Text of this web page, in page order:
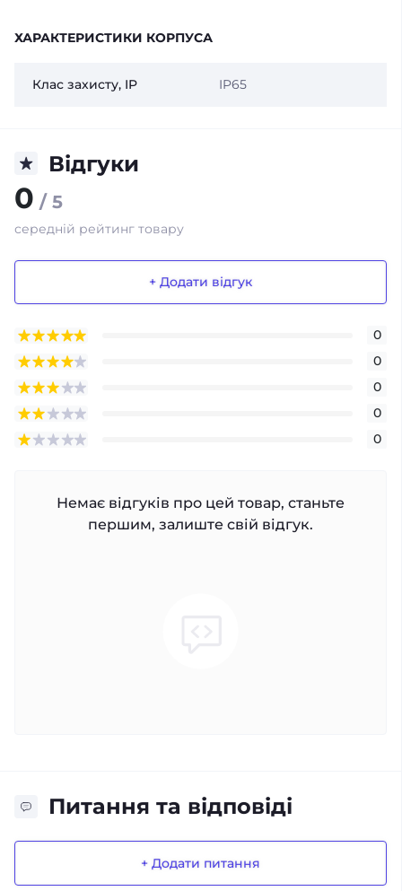
ХАРАКТЕРИСТИКИ КОРПУСА
Клас захисту, IP IP65
Відгуки
0 / 5
середній рейтинг товару
+ Додати відгук
0
0
0
0
0
Немає відгуків про цей товар, станьте
першим, залиште свій відгук.
Питання та відповіді
+ Додати питання